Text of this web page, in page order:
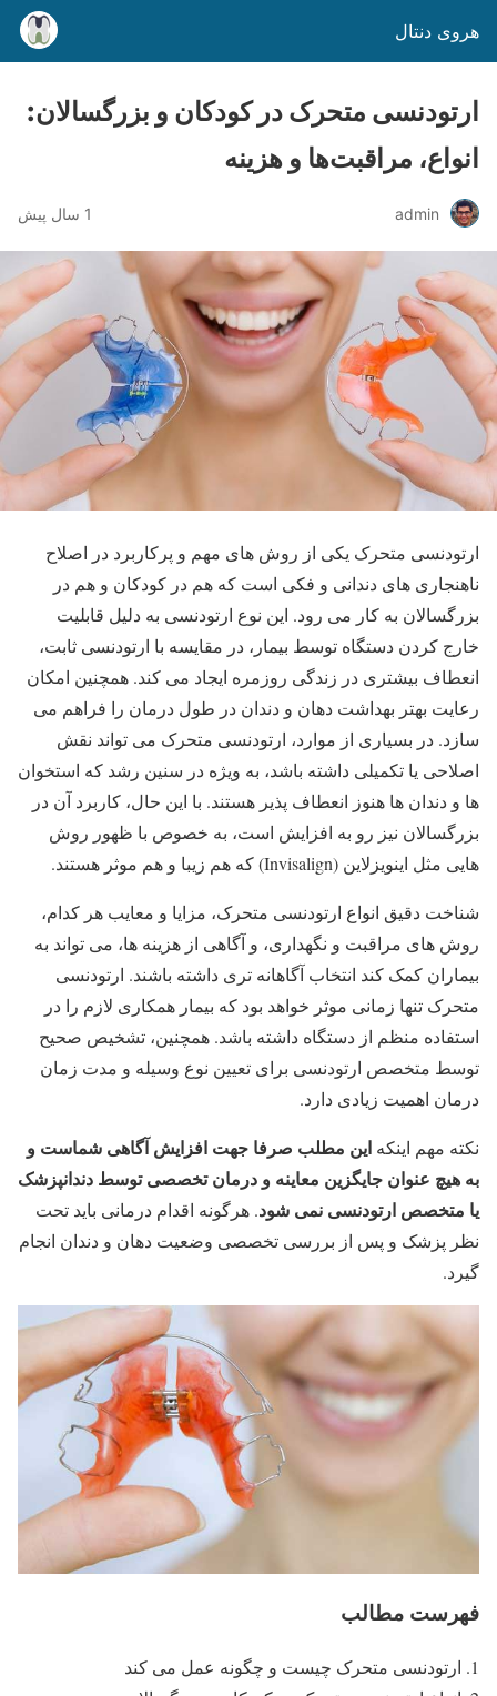
هروی دنتال
ارتودنسی متحرک در کودکان و بزرگسالان:
انواع، مراقبت‌ها و هزینه
admin 1 سال پیش
ارتودنسی متحرک یکی از روش های مهم و پرکاربرد در اصلاح
ناهنجاری های دندانی و فکی است که هم در کودکان و هم در
بزرگسالان به کار می رود. این نوع ارتودنسی به دلیل قابلیت
خارج کردن دستگاه توسط بیمار، در مقایسه با ارتودنسی ثابت،
انعطاف بیشتری در زندگی روزمره ایجاد می کند. همچنین امکان
رعایت بهتر بهداشت دهان و دندان در طول درمان را فراهم می
سازد. در بسیاری از موارد، ارتودنسی متحرک می تواند نقش
اصلاحی یا تکمیلی داشته باشد، به ویژه در سنین رشد که استخوان
ها و دندان ها هنوز انعطاف پذیر هستند. با این حال، کاربرد آن در
بزرگسالان نیز رو به افزایش است، به خصوص با ظهور روش
هایی مثل اینویزلاین (Invisalign) که هم زیبا و هم موثر هستند.
شناخت دقیق انواع ارتودنسی متحرک، مزایا و معایب هر کدام،
روش های مراقبت و نگهداری، و آگاهی از هزینه ها، می تواند به
بیماران کمک کند انتخاب آگاهانه تری داشته باشند. ارتودنسی
متحرک تنها زمانی موثر خواهد بود که بیمار همکاری لازم را در
استفاده منظم از دستگاه داشته باشد. همچنین، تشخیص صحیح
توسط متخصص ارتودنسی برای تعیین نوع وسیله و مدت زمان
درمان اهمیت زیادی دارد.
نکته مهم اینکه این مطلب صرفا جهت افزایش آگاهی شماست و
به هیچ عنوان جایگزین معاینه و درمان تخصصی توسط دندانپزشک
یا متخصص ارتودنسی نمی شود. هرگونه اقدام درمانی باید تحت
نظر پزشک و پس از بررسی تخصصی وضعیت دهان و دندان انجام
گیرد.
فهرست مطالب
ارتودنسی متحرک چیست و چگونه عمل می کند